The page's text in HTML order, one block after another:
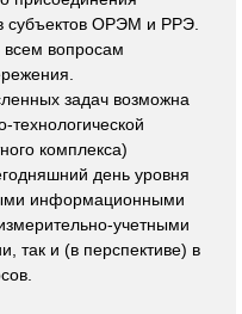
субъектов ОРЭМ и РРЭ.
всем вопросам
задач возможна
комплекса)
день уровня
информационными
учетными
так и (в перспективе) в